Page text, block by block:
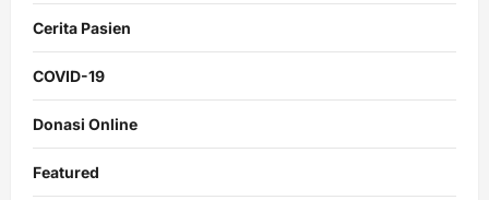
Cerita Pasien
COVID-19
Donasi Online
Featured